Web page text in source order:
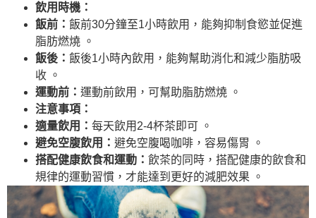
飲用時機：
飯前： 飯前30分鐘至1小時飲用，能夠抑制食慾並促進
脂肪燃燒 。
飯後： 飯後1小時內飲用，能夠幫助消化和減少脂肪吸
收 。
運動前： 運動前飲用，可幫助脂肪燃燒 。
注意事項：
適量飲用： 每天飲用2-4杯茶即可 。
避免空腹飲用： 避免空腹喝咖啡，容易傷胃 。
搭配健康飲食和運動： 飲茶的同時，搭配健康的飲食和
規律的運動習慣，才能達到更好的減肥效果 。